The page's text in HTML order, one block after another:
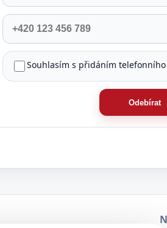
Souhlasím s přidáním
Odebírat